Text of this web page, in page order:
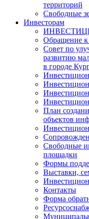
территорий
Свободные
Инвесторам
Обращение к
Совет по
развитию
в городе
План
объектов
Свободные
площадки
Формы
Выставки,
Контакты
Форма